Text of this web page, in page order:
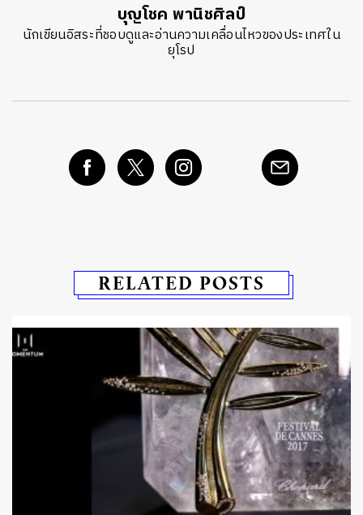
บุญโชค พานิชศิลป์
นักเขียนอิสระที่ชอบดูและอ่านความเคลื่อนไหวของประเทศใน
ยุโรป
RELATED POSTS